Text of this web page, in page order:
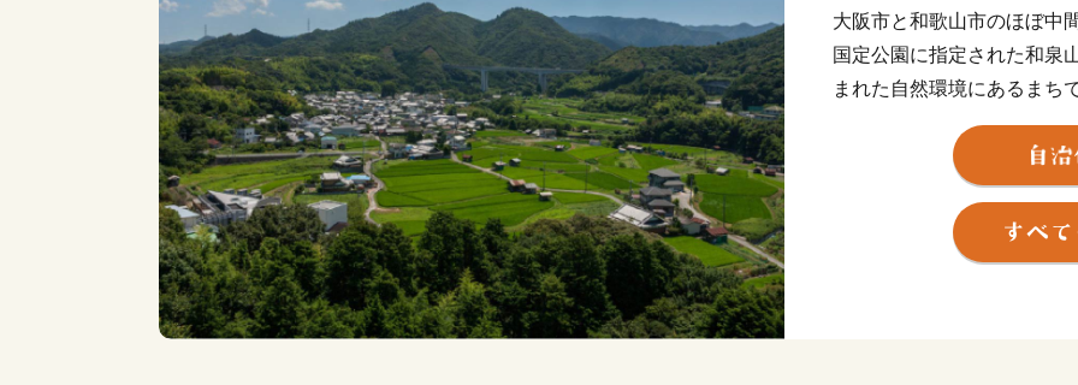
大阪市と和歌山市のほぼ中
国定公園に指定された和泉
まれた自然環境にあるまち
ンスよく栄えてきました
増加とともに、商業・サー
関空によるインパクトを
市として、21世紀にふさ
取り組んでいます。